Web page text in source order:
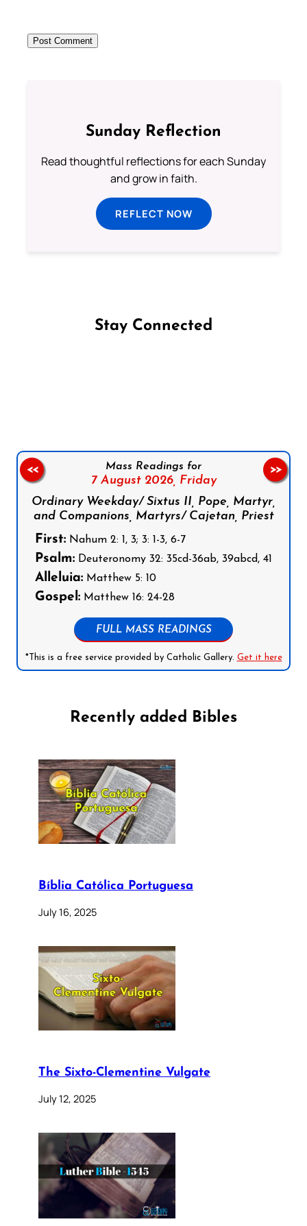
Sunday Reflection
Read thoughtful reflections for each Sunday
and grow in faith.
REFLECT NOW
Stay Connected
Mass Readings for
7 August 2026, Friday
Ordinary Weekday/ Sixtus II, Pope, Martyr,
and Companions, Martyrs/ Cajetan, Priest
First: Nahum 2: 1, 3; 3: 1-3, 6-7
Psalm: Deuteronomy 32: 35cd-36ab, 39abcd, 41
Alleluia: Matthew 5: 10
Gospel: Matthew 16: 24-28
FULL MASS READINGS
*This is a free service provided by Catholic Gallery. Get it here
<< >>
Recently added Bibles
Bíblia Católica Portuguesa
July 16, 2025
The Sixto-Clementine Vulgate
July 12, 2025